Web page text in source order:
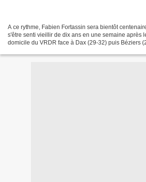
A ce rythme, Fabien Fortassin sera bientôt
s'être senti vieillir de dix ans en une semaine après
domicile du VRDR face à Dax (29-32) puis Béziers